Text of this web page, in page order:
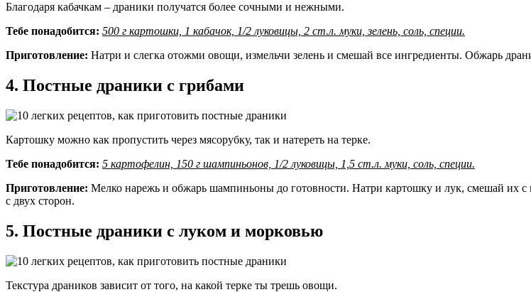
Благодаря кабачкам – драники получатся более сочными и нежными.
Тебе понадобится: 500 г картошки, 1 кабачок, 1/2 луковицы, 2 ст.л. муки, зелень, соль, специи.
Приготовление: Натри и слегка отожми овощи, измельчи зелень и смешай все ингредиенты. Обжарь
4. Постные драники с грибами
Картошку можно как пропустить через мясорубку, так и натереть на терке.
Тебе понадобится: 5 картофелин, 150 г шампиньонов, 1/2 луковицы, 1,5 ст.л. муки, соль, специи.
Приготовление: Мелко нарежь и обжарь шампиньоны до готовности. Натри картошку и лук, смешай их
с двух сторон.
5. Постные драники с луком и морковью
Текстура драников зависит от того, на какой терке ты трешь овощи.